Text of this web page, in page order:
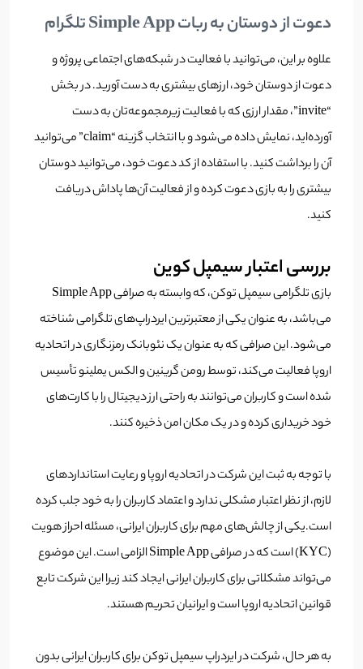
دعوت از دوستان به ربات Simple App تلگرام
علاوه بر این، می‌توانید با فعالیت در شبکه‌های اجتماعی پروژه و
دعوت از دوستان خود، ارزهای بیشتری به دست آورید. در بخش
“invite”، مقدار ارزی که با فعالیت زیرمجموعه‌تان به دست
آورده‌اید، نمایش داده می‌شود و با انتخاب گزینه “claim” می‌توانید
آن را برداشت کنید. با استفاده از کد دعوت خود، می‌توانید دوستان
بیشتری را به بازی دعوت کرده و از فعالیت آن‌ها پاداش دریافت
کنید.
بررسی اعتبار سیمپل کوین
بازی تلگرامی سیمپل توکن، که وابسته به صرافی Simple App
می‌باشد، به عنوان یکی از معتبرترین ایردراپ‌های تلگرامی شناخته
می‌شود. این صرافی که به عنوان یک نئوبانک رمزنگاری در اتحادیه
اروپا فعالیت می‌کند، توسط رومن گرینین و الکس یملینو تأسیس
شده است و کاربران می‌توانند به راحتی ارز دیجیتال را با کارت‌های
خود خریداری کرده و در یک مکان امن ذخیره کنند.
با توجه به ثبت این شرکت در اتحادیه اروپا و رعایت استانداردهای
لازم، از نظر اعتبار مشکلی ندارد و اعتماد کاربران را به خود جلب کرده
است.یکی از چالش‌های مهم برای کاربران ایرانی، مسئله احراز هویت
(KYC) است که در صرافی Simple App الزامی است. این موضوع
می‌تواند مشکلاتی برای کاربران ایرانی ایجاد کند زیرا این شرکت تابع
قوانین اتحادیه اروپا است و ایرانیان تحریم هستند.
به هر حال، شرکت در ایردراپ سیمپل توکن برای کاربران ایرانی بدون